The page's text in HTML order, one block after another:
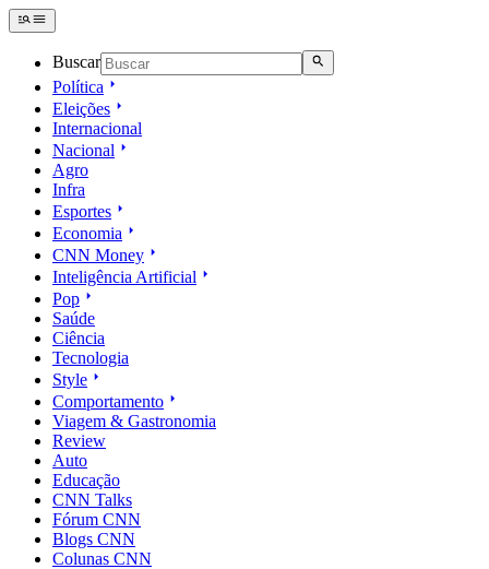
Buscar
Política
Eleições
Internacional
Nacional
Agro
Infra
Esportes
Economia
CNN Money
Inteligência Artificial
Pop
Saúde
Ciência
Tecnologia
Style
Comportamento
Viagem & Gastronomia
Review
Auto
Educação
CNN Talks
Fórum CNN
Blogs CNN
Colunas CNN